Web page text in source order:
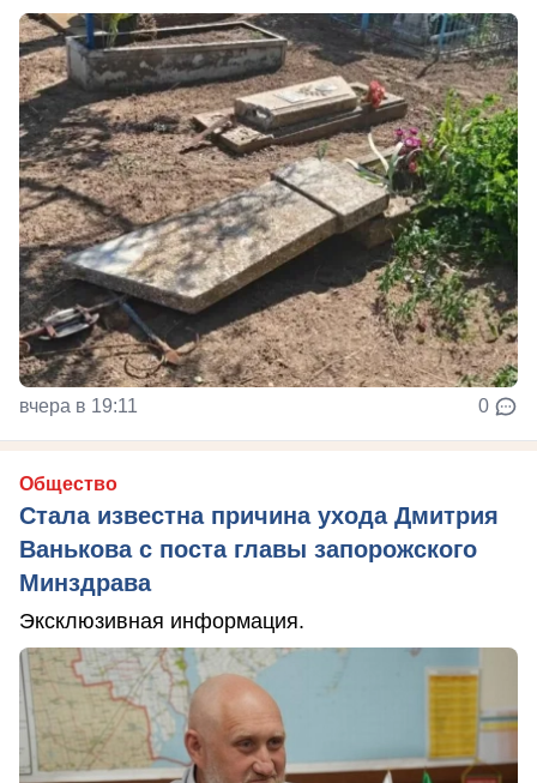
вчера в 19:11 0
Общество
Стала известна причина ухода Дмитрия
Ванькова с поста главы запорожского
Минздрава
Эксклюзивная информация.